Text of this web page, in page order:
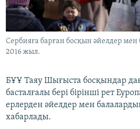
ЖАЗЫЛЫҢЫЗ
Басқа тілдерде
Сербияға барған босқын әйелдер мен
2016 жыл.
БҰҰ Таяу Шығыста босқындар
басталғалы бері бірінші рет
ерлерден әйелдер мен
хабарлады.